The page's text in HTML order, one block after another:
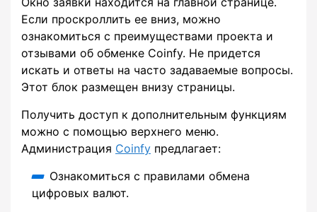
Если проскроллить ее вниз, можно
ознакомиться с преимуществами проекта и
отзывами об обменке Coinfy. Не придется
искать и ответы на часто задаваемые вопросы.
Этот блок размещен внизу страницы.
Получить доступ к дополнительным функциям
можно с помощью верхнего меню.
Администрация Coinfy предлагает:
Ознакомиться с правилами обмена
цифровых валют.